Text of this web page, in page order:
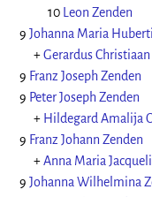
10
Leon Zenden
9 Johanna Maria
+Gerardus
9 Franz Joseph Zenden
9 Peter Joseph Zenden
+ Hildegard Amalija
9 Franz Johann Zenden
+Anna Maria
9 Johanna Wilhelmina